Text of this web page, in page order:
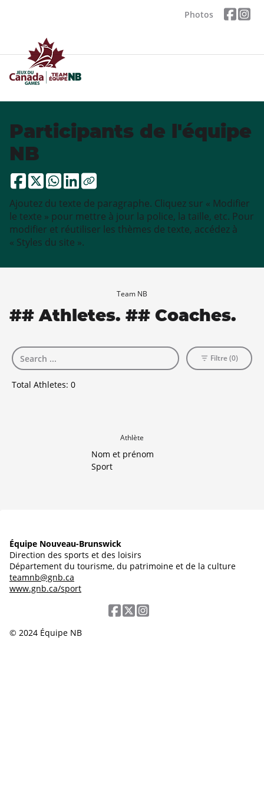
Photos
Participants de l'équipe
NB
Ajoutez du texte de paragraphe. Cliquez sur « Modifier
le texte » pour mettre à jour la police, la taille, etc. Pour
modifier et réutiliser les thèmes de texte, accédez à
« Styles du site ».
Team NB
## Athletes. ## Coaches.
Total Athletes: 0
Filtre (0)
Athlète
Nom et prénom
Sport
Équipe Nouveau-Brunswick
Direction des sports et des loisirs
Département du tourisme, du patrimoine et de la culture
teamnb@gnb.ca
www.gnb.ca/sport
© 2024 Équipe NB